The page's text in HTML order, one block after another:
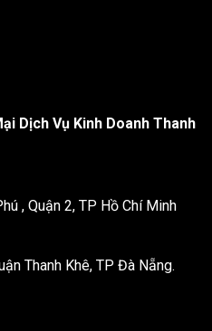
Dịch Vụ Kinh Doanh Thanh
, Quận 2, TP Hồ Chí Minh
Thanh Khê, TP Đà Nẵng.